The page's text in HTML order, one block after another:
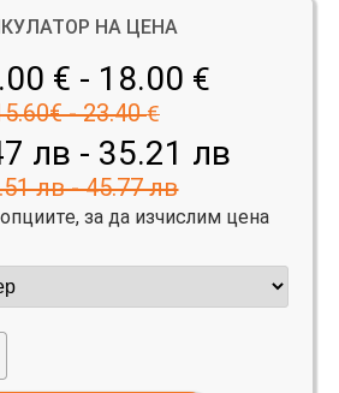
НА ЦЕНА
€ - 18.00 €
- 23.40 €
лв - 35.21 лв
лв - 45.77 лв
за да изчислим цена